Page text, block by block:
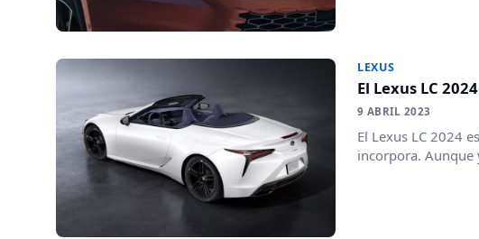
LEXUS
El Lexus LC
9 ABRIL 2023
El Lexus LC 2024
incorpora. Aunque